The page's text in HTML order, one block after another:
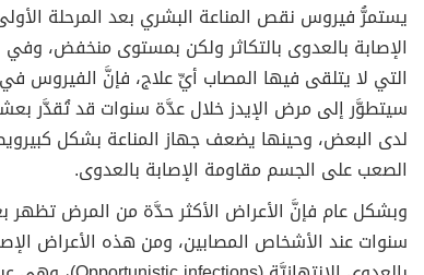
يستمرُّ فيروس نقص المناعة البشري بعد المرحلة
الإصابة بالعدوى بالتكاثر ولكن بمستوى منخفض، وفي
التي لا يتلقى فيها المصاب أيِّ علاج، فإنَّ الفيروس
سيتطوَّر إلى مرض الإيدز خلال عدَّة سنوات قد تُقدَّر
لدى البعض، وحينها يضعف جهاز المناعة بشكل
الصعب على الجسم مقاومة الإصابة بالعدوى.
وبشكل عام فإنَّ الأعراض الأكثر حدَّة من المرض تظهر
سنوات عند الأشخاص المصابين، ومن هذه الأعراض